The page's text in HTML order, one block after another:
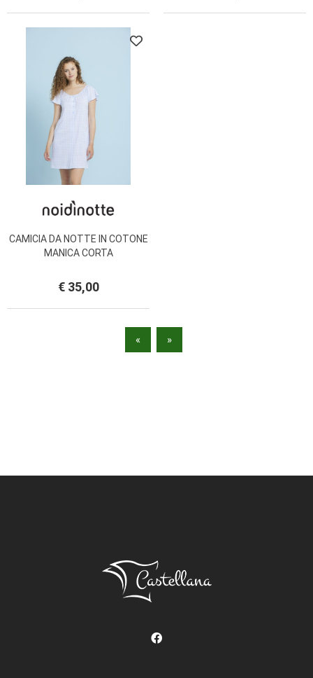
CAMICIA DA NOTTE IN COTONE
MANICA CORTA
€ 35,00
« »